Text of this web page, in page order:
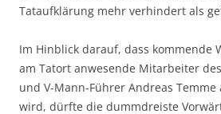
Tataufklärung mehr verhindert als
Im Hinblick darauf, dass kommende
am Tatort anwesende Mitarbeiter
und V-Mann-Führer Andreas Temme
wird, dürfte die dummdreiste